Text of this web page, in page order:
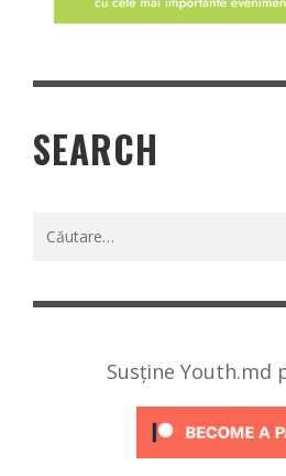
SEARCH
Caută
Susține Youth.md